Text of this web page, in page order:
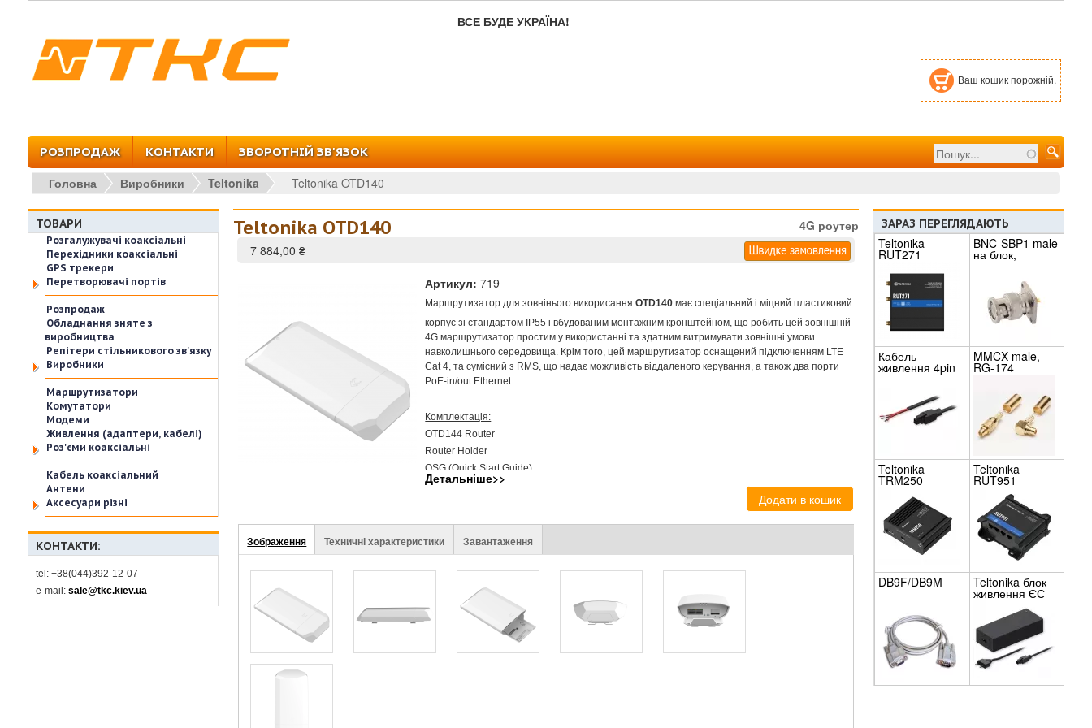
ВСЕ БУДЕ УКРАЇНА!
Ваш кошик порожній.
Пошукова
Пошук
РОЗПРОДАЖ КОНТАКТИ ЗВОРОТНІЙ ЗВ'ЯЗОК
Головна Виробники Teltonika Teltonika OTD140
ТОВАРИ
Розгалужувачі коаксіальні
Перехідники коаксіальні
GPS трекери
Перетворювачі портів
Розпродаж
Обладнання зняте з
виробництва
Репітери стільникового зв'язку
Виробники
Маршрутизатори
Комутатори
Модеми
Живлення (адаптери, кабелі)
Роз'єми коаксіальні
Кабель коаксіальний
Антени
Аксесуари різні
КОНТАКТИ:
tel: +38(044)392-12-07
e-mail: sale@tkc.kiev.ua
Teltonika OTD140
4G роутер
7 884,00 ₴
Артикул:719
Маршрутизатор для зовнінього викорисанняOTD140має спеціальний і міцний пластиковий
корпус зі стандартом IP55 і вбудованим монтажним кронштейном, що робить цей зовнішній
4G маршрутизатор простим у використанні та здатним витримувати зовнішні умови
навколишнього середовища. Крім того, цей маршрутизатор оснащений підключенням LTE
Cat 4, та сумісний з RMS, що надає можливість віддаленого керування, а також два порти
PoE-in/out Ethernet.
Комплектація:
OTD144 Router
Router Holder
QSG (Quick Start Guide)
Packaging Box
Детальніше>>
Stuff
Зображення (активна
вкладка)
Техничні характеристики Завантаження
ЗАРАЗ ПЕРЕГЛЯДАЮТЬ
Teltonika
RUT271
BNC-SBP1 male
на блок,
кріплення 4
гвинти, пайка
Кабель
живлення 4pin
MMCX male,
RG-174
Teltonika
TRM250
Teltonika
RUT951
DB9F/DB9M Teltonika блок
живлення ЄС